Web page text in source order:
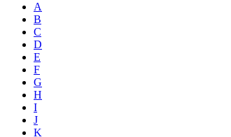
A
B
C
D
E
F
G
H
I
J
K